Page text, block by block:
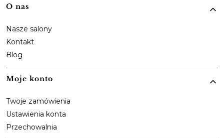
Linki w stopce
O nas
Nasze salony
Kontakt
Blog
Moje konto
Twoje zamówienia
Ustawienia konta
Przechowalnia